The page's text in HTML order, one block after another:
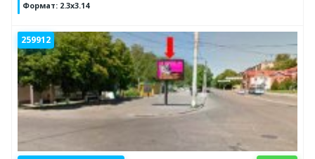
Формат: 2.3x3.14
259912